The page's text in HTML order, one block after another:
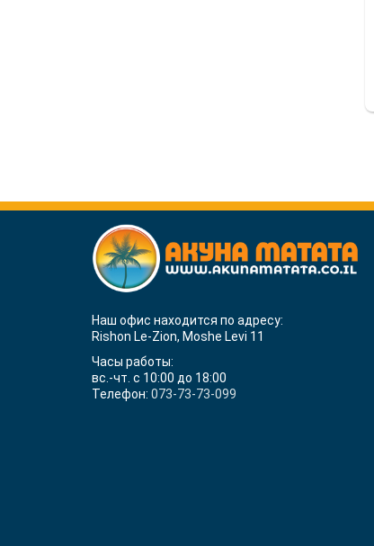
Наш офис находится по адресу:
Rishon Le-Zion, Moshe Levi 11
Часы работы:
вс.-чт. с 10:00 до 18:00
Телефон: 073-73-73-099